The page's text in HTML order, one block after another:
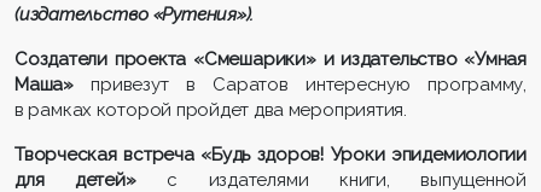
(издательство «Рутения»).
Создатели проекта «Смешарики» и издательство «Умная
Маша»привезут в Саратов интересную программу,
в рамках которой пройдет два мероприятия.
Творческая встреча «Будь здоров! Уроки эпидемиологии
для детей» с издателями книги, выпущенной